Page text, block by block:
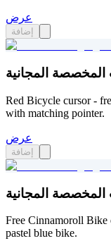
عرض
إضافة
Red Bicycle cursor -
with matching pointer.
عرض
إضافة
Free Cinnamoroll Bike
pastel blue bike.